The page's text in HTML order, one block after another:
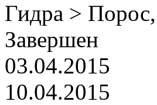
Гидра >
Завершен
03.04.2015
10.04.2015